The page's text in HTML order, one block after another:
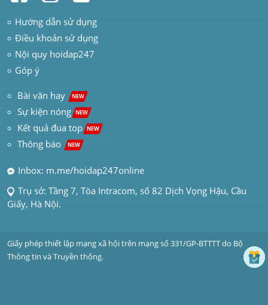
Hướng dẫn sử dụng
Điều khoản sử dụng
Nội quy hoidap247
Góp ý
Bài văn hay NEW
Sự kiện nóng NEW
Kết quả đua top NEW
Thông báo NEW
Inbox: m.me/hoidap247online
Trụ sở: Tầng 7, Tòa Intracom, số 82 Dịch Vọng Hậu, Cầu
Giấy, Hà Nội.
Giấy phép thiết lập mạng xã hội trên mạng số 331/GP-BTTTT do Bộ
Thông tin và Truyền thông.